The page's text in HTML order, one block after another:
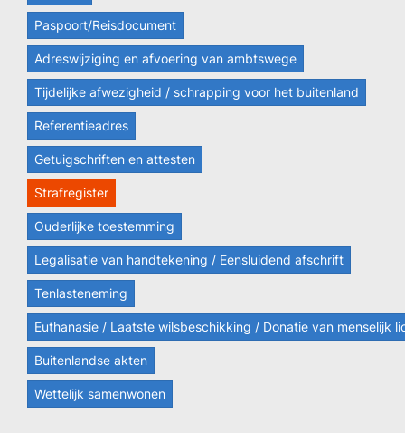
Paspoort/Reisdocument
Adreswijziging en afvoering van ambtswege
Tijdelijke afwezigheid / schrapping voor het buitenland
Referentieadres
Getuigschriften en attesten
Strafregister
Ouderlijke toestemming
Legalisatie van handtekening / Eensluidend afschrift
Tenlasteneming
Euthanasie / Laatste wilsbeschikking / Donatie van menselijk
Buitenlandse akten
Wettelijk samenwonen